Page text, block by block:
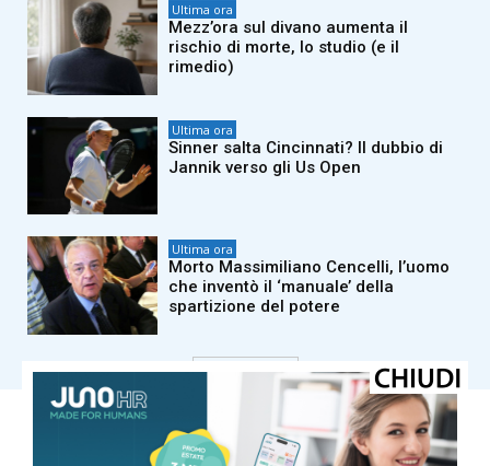
Ultima ora
Mezz’ora sul divano aumenta il
rischio di morte, lo studio (e il
rimedio)
Ultima ora
Sinner salta Cincinnati? Il dubbio di
Jannik verso gli Us Open
Ultima ora
Morto Massimiliano Cencelli, l’uomo
che inventò il ‘manuale’ della
spartizione del potere
Carica altri
COMUNE DI MASSA